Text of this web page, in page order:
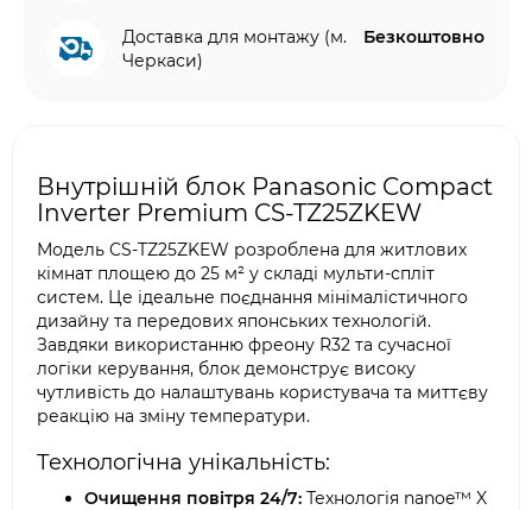
Доставка для монтажу (м.
Черкаси)
Безкоштовно
Внутрішній блок Panasonic Compact
Inverter Premium CS-TZ25ZKEW
Модель CS-TZ25ZKEW розроблена для житлових
кімнат площею до 25 м² у складі мульти-спліт
систем. Це ідеальне поєднання мінімалістичного
дизайну та передових японських технологій.
Завдяки використанню фреону R32 та сучасної
логіки керування, блок демонструє високу
чутливість до налаштувань користувача та миттєву
реакцію на зміну температури.
Технологічна унікальність:
Очищення повітря 24/7: Технологія nanoe™ X